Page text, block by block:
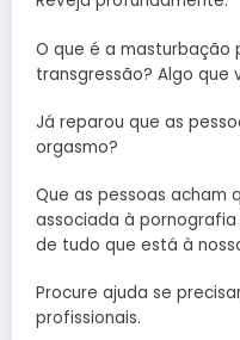
O que é a masturbação
transgressão? Algo que
Já reparou que as
orgasmo?
Que as pessoas acham
associada à
de tudo que está à
Procure ajuda se
profissionais.